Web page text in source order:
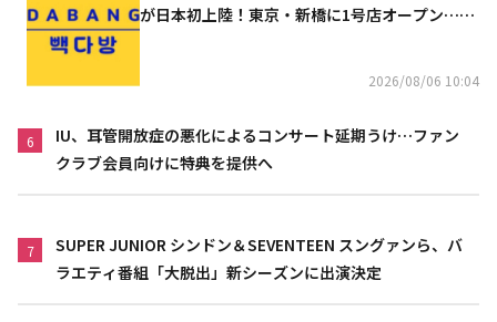
が日本初上陸！東京・新橋に1号店オープン…海
2026/08/06 10:04
6
IU、耳管開放症の悪化によるコンサート延期うけ…ファン
クラブ会員向けに特典を提供へ
7
SUPER JUNIOR シンドン＆SEVENTEEN スングァンら、バ
ラエティ番組「大脱出」新シーズンに出演決定